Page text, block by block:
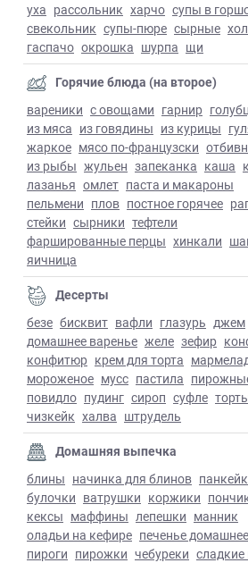
уха рассольник харчо супы в
свекольник супы-пюре сырные
гаспачо окрошка шурпа щи
Горячие блюда (на второе)
вареники с овощами гарнир
из мяса из говядины из курицы
жаркое мясо по-французски
из рыбы жульен запеканка каша
лазанья омлет паста и макароны
пельмени плов постное горячее
стейки сырники тефтели
фаршированные перцы хинкали
яичница
Десерты
безе бисквит вафли глазурь джем
домашнее варенье желе зефир
конфитюр крем для торта
мороженое мусс пастила
повидло пудинг сироп суфле
чизкейк халва штрудель
Домашняя выпечка
блины начинка для блинов
булочки ватрушки коржики
кексы маффины лепешки манник
оладьи на кефире печенье домашнее
пироги пирожки чебуреки сладкие